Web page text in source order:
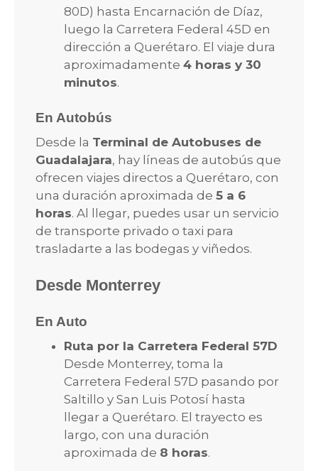
80D) hasta Encarnación de Díaz,
luego la Carretera Federal 45D en
dirección a Querétaro. El viaje dura
aproximadamente 4 horas y 30
minutos.
En Autobús
Desde la Terminal de Autobuses de
Guadalajara, hay líneas de autobús que
ofrecen viajes directos a Querétaro, con
una duración aproximada de 5 a 6
horas. Al llegar, puedes usar un servicio
de transporte privado o taxi para
trasladarte a las bodegas y viñedos.
Desde Monterrey
En Auto
Ruta por la Carretera Federal 57D
Desde Monterrey, toma la
Carretera Federal 57D pasando por
Saltillo y San Luis Potosí hasta
llegar a Querétaro. El trayecto es
largo, con una duración
aproximada de 8 horas.